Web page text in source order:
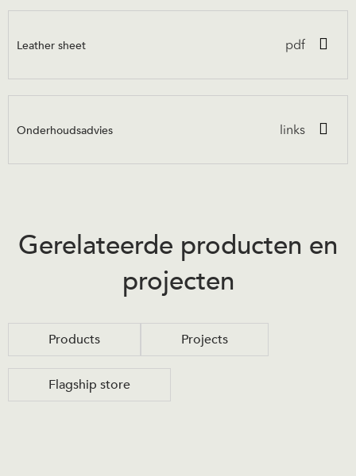
Leather sheet pdf
Onderhoudsadvies links
Gerelateerde producten en
projecten
Products Projects
Flagship store